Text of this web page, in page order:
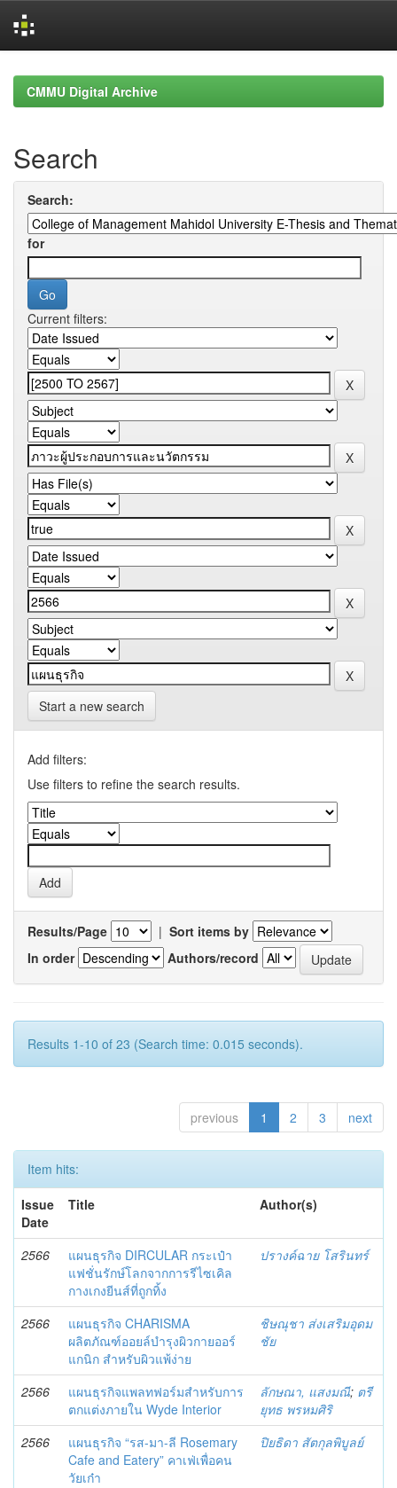
navigationCMMU Digital Archive
Search
Search:
for
Current filters:
Start a new search
Add filters:
Use filters to refine the search results.
Results/Page | Sort items by
In order
Authors/record
Results 1-10 of 23 (Search time: 0.015 seconds).
previous 1 2 3 next
Item hits:
Issue
Date
Title Author(s)
2566
แผนธุรกิจ DIRCULAR กระเป๋า
แฟชั่นรักษ์โลกจากการรีไซเคิล
กางเกงยีนส์ที่ถูกทิ้ง
ปรางค์ฉาย โสรินทร์
2566
แผนธุรกิจ CHARISMA
ผลิตภัณฑ์ออยล์บำรุงผิวกายออร์
แกนิก สำหรับผิวแพ้ง่าย
ชิษณุชา ส่งเสริมอุดม
ชัย
2566
แผนธุรกิจแพลทฟอร์มสำหรับการ
ตกแต่งภายใน Wyde Interior
ลักษณา, แสงมณี; ตรี
ยุทธ พรหมศิริ
2566
แผนธุรกิจ “รส-มา-ลี Rosemary
Cafe and Eatery” คาเฟ่เพื่อคน
วัยเก๋า
ปิยธิดา สัตกุลพิบูลย์